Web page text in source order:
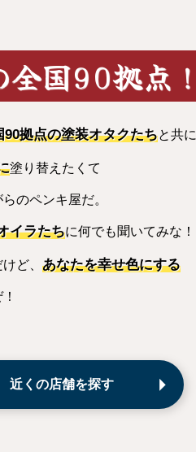
国90拠点！
90拠点の塗装オタクたちと共に
塗り替えたくて
のペンキ屋だ。
イラたちに何でも聞いてみな！
ど、 あなたを幸せ色にする
近くの店舗を探す